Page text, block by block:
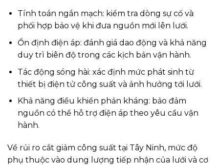
Tính toán ngắn mạch: kiểm tra dòng sự cố và
phối hợp bảo vệ khi đưa nguồn mới lên lưới.
Ổn định điện áp: đánh giá dao động và khả năng
duy trì biên độ trong các kịch bản vận hành.
Tác động sóng hài: xác định mức phát sinh từ
thiết bị điện tử công suất và ảnh hưởng tới lưới.
Khả năng điều khiển phản kháng: bảo đảm
nguồn có thể hỗ trợ điện áp theo yêu cầu vận
hành.
Về rủi ro cắt giảm công suất tại Tây Ninh, mức độ
phụ thuộc vào dung lượng tiếp nhận của lưới và cơ